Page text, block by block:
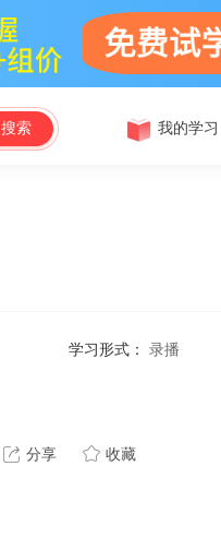
搜索 我的学习
学习形式： 录播
分享 收藏